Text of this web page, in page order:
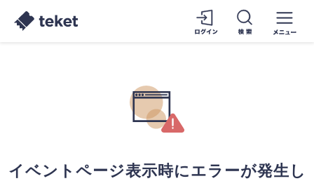
イベントページ表示時にエラーが発生し